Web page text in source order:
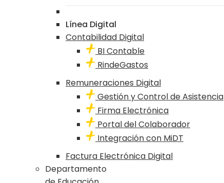
Línea Digital
Contabilidad Digital
BI Contable
RindeGastos
Remuneraciones Digital
Gestión y Control de Asistencia
Firma Electrónica
Portal del Colaborador
Integración con MiDT
Factura Electrónica Digital
Departamento